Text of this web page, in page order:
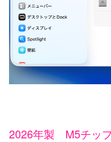
2026年製 M5チッ